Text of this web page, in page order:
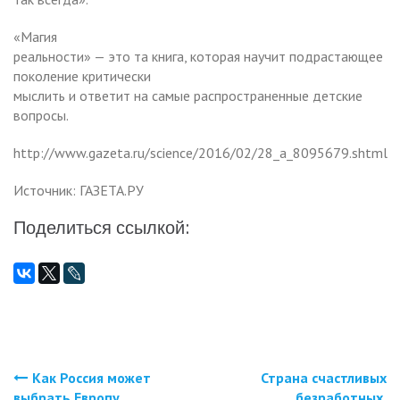
«Магия
реальности» — это та книга, которая научит подрастающее
поколение критически
мыслить и ответит на самые распространенные детские
вопросы.
http://www.gazeta.ru/science/2016/02/28_a_8095679.shtml
Источник: ГАЗЕТА.РУ
Поделиться ссылкой:
Как Россия может
Страна счастливых